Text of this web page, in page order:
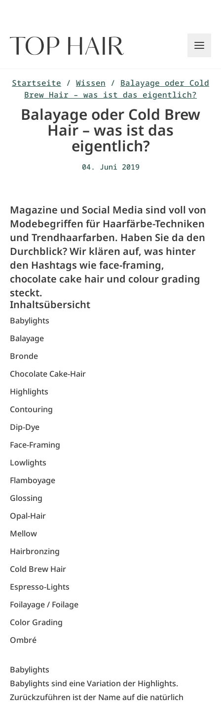
Startseite / Wissen / Balayage oder Cold
Brew Hair – was ist das eigentlich?
Balayage oder Cold Brew
Hair – was ist das
eigentlich?
04. Juni 2019
Magazine und Social Media sind voll von
Modebegriffen für Haarfärbe-Techniken
und Trendhaarfarben. Haben Sie da den
Durchblick? Wir klären auf, was hinter
den Hashtags wie face-framing,
chocolate cake hair und colour grading
steckt.
Inhaltsübersicht
Babylights
Balayage
Bronde
Chocolate Cake-Hair
Highlights
Contouring
Dip-Dye
Face-Framing
Lowlights
Flamboyage
Glossing
Opal-Hair
Mellow
Hairbronzing
Cold Brew Hair
Espresso-Lights
Foilayage / Foilage
Color Grading
Ombré
Babylights
Babylights sind eine Variation der Highlights.
Zurückzuführen ist der Name auf die natürlich